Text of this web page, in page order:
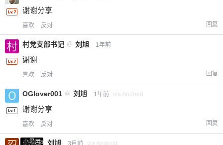
谢谢分享
喜欢 反对 回复
村党支部书记 @ 刘旭 1年前
谢谢
喜欢 反对 回复
OGlover001 @ 刘旭 1年前 via Android
谢谢分享
喜欢 反对 回复
小黑屋
忍者 @ 刘旭